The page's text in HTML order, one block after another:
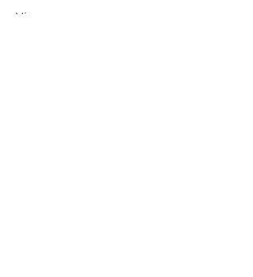
Více ...